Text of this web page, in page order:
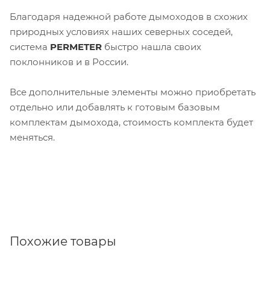
Благодаря надежной работе дымоходов в схожих
природных условиях наших северных соседей,
система PERMETER быстро нашла своих
поклонников и в России.
Все дополнительные элементы можно приобретать
отдельно или добавлять к готовым базовым
комплектам дымохода, стоимость комплекта будет
меняться.
Похожие товары